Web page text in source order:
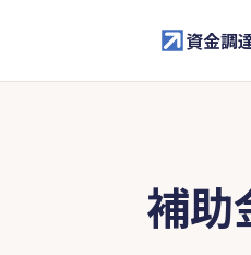
資金調
補助